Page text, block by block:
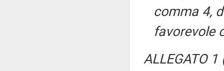
comma 4,
favorevole
ALLEGATO